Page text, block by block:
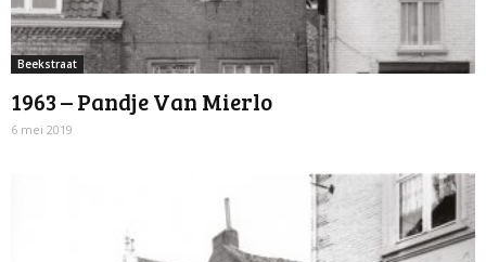
Beekstraat
1963 – Pandje Van Mierlo
6 mei 2019